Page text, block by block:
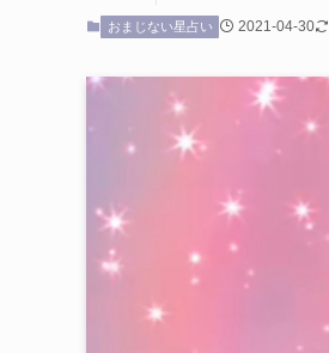
おまじない星占い 2021-04-30